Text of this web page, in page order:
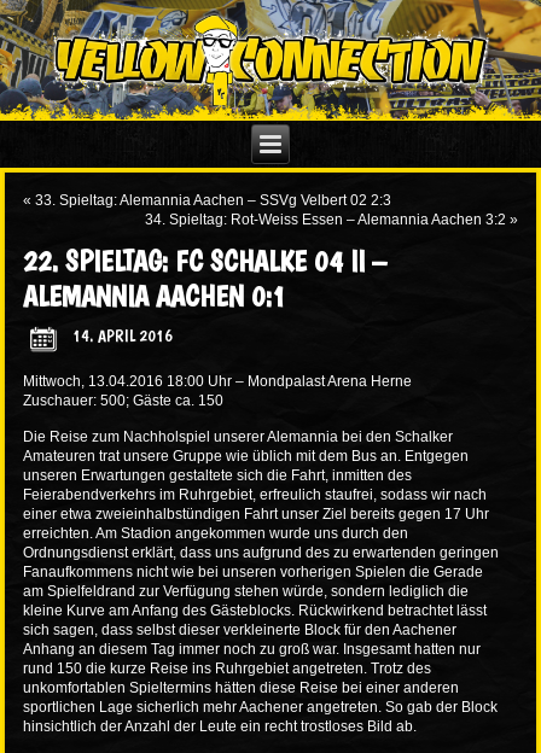
«33. Spieltag: Alemannia Aachen – SSVg Velbert 02 2:3
34. Spieltag: Rot-Weiss Essen – Alemannia Aachen 3:2 »
22. SPIELTAG: FC SCHALKE 04 II –
ALEMANNIA AACHEN 0:1
14. APRIL 2016
Mittwoch, 13.04.2016 18:00 Uhr – Mondpalast Arena Herne
Zuschauer: 500; Gäste ca. 150
Die Reise zum Nachholspiel unserer Alemannia bei den Schalker
Amateuren trat unsere Gruppe wie üblich mit dem Bus an. Entgegen
unseren Erwartungen gestaltete sich die Fahrt, inmitten des
Feierabendverkehrs im Ruhrgebiet, erfreulich staufrei, sodass wir nach
einer etwa zweieinhalbstündigen Fahrt unser Ziel bereits gegen 17 Uhr
erreichten. Am Stadion angekommen wurde uns durch den
Ordnungsdienst erklärt, dass uns aufgrund des zu erwartenden geringen
Fanaufkommens nicht wie bei unseren vorherigen Spielen die Gerade
am Spielfeldrand zur Verfügung stehen würde, sondern lediglich die
kleine Kurve am Anfang des Gästeblocks. Rückwirkend betrachtet lässt
sich sagen, dass selbst dieser verkleinerte Block für den Aachener
Anhang an diesem Tag immer noch zu groß war. Insgesamt hatten nur
rund 150 die kurze Reise ins Ruhrgebiet angetreten. Trotz des
unkomfortablen Spieltermins hätten diese Reise bei einer anderen
sportlichen Lage sicherlich mehr Aachener angetreten. So gab der Block
hinsichtlich der Anzahl der Leute ein recht trostloses Bild ab.